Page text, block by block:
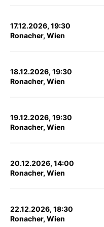
17.12.2026, 19:30
Ronacher, Wien
18.12.2026, 19:30
Ronacher, Wien
19.12.2026, 19:30
Ronacher, Wien
20.12.2026, 14:00
Ronacher, Wien
22.12.2026, 18:30
Ronacher, Wien